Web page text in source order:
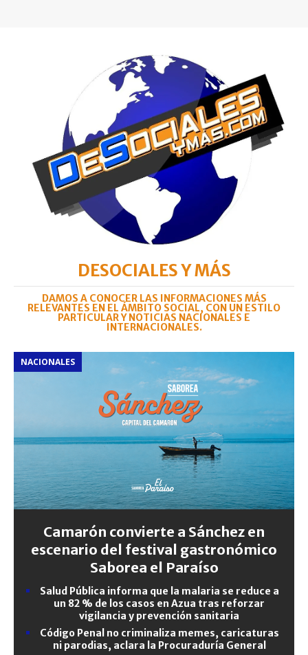
DESOCIALES Y MÁS
DAMOS A CONOCER LAS INFORMACIONES MÁS
RELEVANTES EN EL ÁMBITO SOCIAL, CON UN ESTILO
PARTICULAR Y NOTICIAS NACIONALES E
INTERNACIONALES.
NACIONALES
Camarón convierte a Sánchez en
escenario del festival gastronómico
Saborea el Paraíso
Salud Pública informa que la malaria se reduce a
un 82 % de los casos en Azua tras reforzar
vigilancia y prevención sanitaria
Código Penal no criminaliza memes, caricaturas
ni parodias, aclara la Procuraduría General